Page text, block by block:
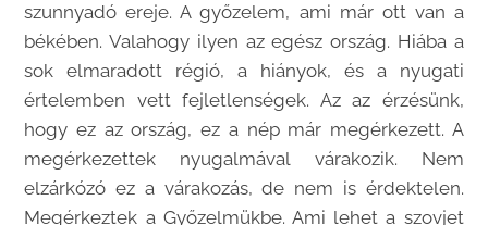
szunnyadó ereje. A győzelem, ami már ott van a
békében. Valahogy ilyen az egész ország. Hiába a
sok elmaradott régió, a hiányok, és a nyugati
értelemben vett fejletlenségek. Az az érzésünk,
hogy ez az ország, ez a nép már megérkezett. A
megérkezettek nyugalmával várakozik. Nem
elzárkózó ez a várakozás, de nem is érdektelen.
Megérkeztek a Győzelmükbe. Ami lehet a szovjet